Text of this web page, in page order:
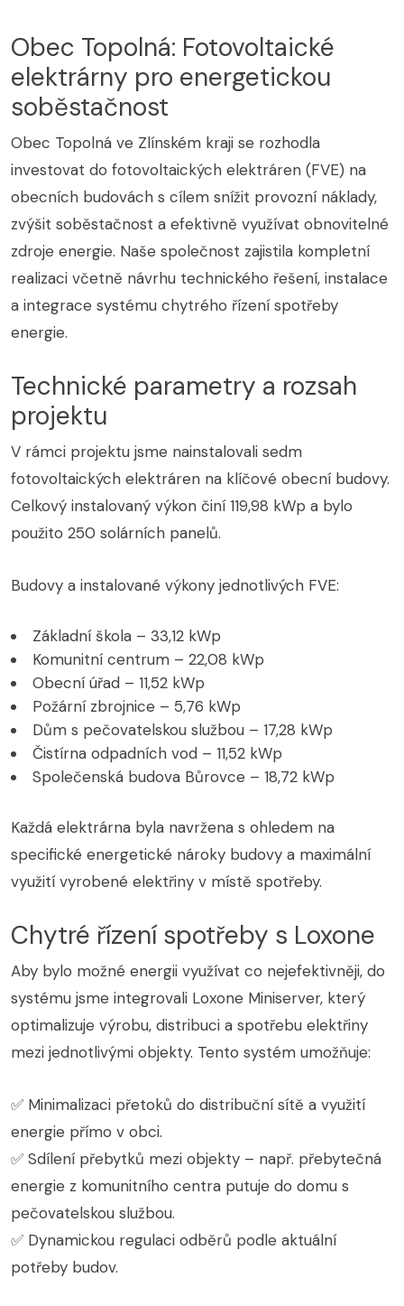
Obec Topolná: Fotovoltaické
elektrárny pro energetickou
soběstačnost
Obec Topolná ve Zlínském kraji se rozhodla
investovat do fotovoltaických elektráren (FVE) na
obecních budovách s cílem snížit provozní náklady,
zvýšit soběstačnost a efektivně využívat obnovitelné
zdroje energie. Naše společnost zajistila kompletní
realizaci včetně návrhu technického řešení, instalace
a integrace systému chytrého řízení spotřeby
energie.
Technické parametry a rozsah
projektu
V rámci projektu jsme nainstalovali sedm
fotovoltaických elektráren na klíčové obecní budovy.
Celkový instalovaný výkon činí 119,98 kWp a bylo
použito 250 solárních panelů.
Budovy a instalované výkony jednotlivých FVE:
Základní škola – 33,12 kWp
Komunitní centrum – 22,08 kWp
Obecní úřad – 11,52 kWp
Požární zbrojnice – 5,76 kWp
Dům s pečovatelskou službou – 17,28 kWp
Čistírna odpadních vod – 11,52 kWp
Společenská budova Bůrovce – 18,72 kWp
Každá elektrárna byla navržena s ohledem na
specifické energetické nároky budovy a maximální
využití vyrobené elektřiny v místě spotřeby.
Chytré řízení spotřeby s Loxone
Aby bylo možné energii využívat co nejefektivněji, do
systému jsme integrovali Loxone Miniserver, který
optimalizuje výrobu, distribuci a spotřebu elektřiny
mezi jednotlivými objekty. Tento systém umožňuje:
✅ Minimalizaci přetoků do distribuční sítě a využití
energie přímo v obci.
✅ Sdílení přebytků mezi objekty – např. přebytečná
energie z komunitního centra putuje do domu s
pečovatelskou službou.
✅ Dynamickou regulaci odběrů podle aktuální
potřeby budov.